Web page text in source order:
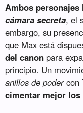
Ambos
cámara secreta, el
embargo, su
que Max está
del canon para
principio. Un
anillos de podercon
cimentar mejor